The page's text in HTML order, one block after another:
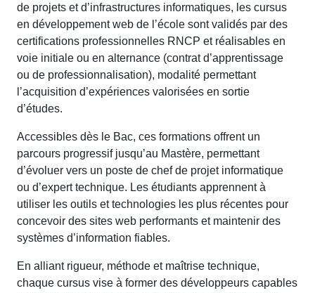
de projets et d’infrastructures informatiques, les cursus
en développement web de l’école sont validés par des
certifications professionnelles RNCP et réalisables en
voie initiale ou en alternance (contrat d’apprentissage
ou de professionnalisation), modalité permettant
l’acquisition d’expériences valorisées en sortie
d’études.
Accessibles dès le Bac, ces formations offrent un
parcours progressif jusqu’au Mastère, permettant
d’évoluer vers un poste de chef de projet informatique
ou d’expert technique. Les étudiants apprennent à
utiliser les outils et technologies les plus récentes pour
concevoir des sites web performants et maintenir des
systèmes d’information fiables.
En alliant rigueur, méthode et maîtrise technique,
chaque cursus vise à former des développeurs capables